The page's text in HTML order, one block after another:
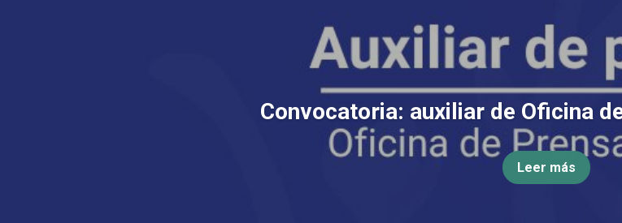
Convocatoria: auxiliar de Oficina
Leer más